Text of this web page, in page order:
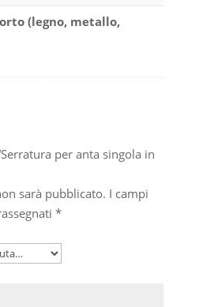
(legno, metallo,
per anta singola in
sarà pubblicato. I campi
*